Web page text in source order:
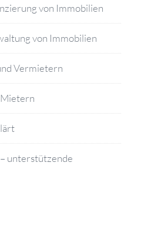
von Immobilien
von Immobilien
Vermietern
unterstützende